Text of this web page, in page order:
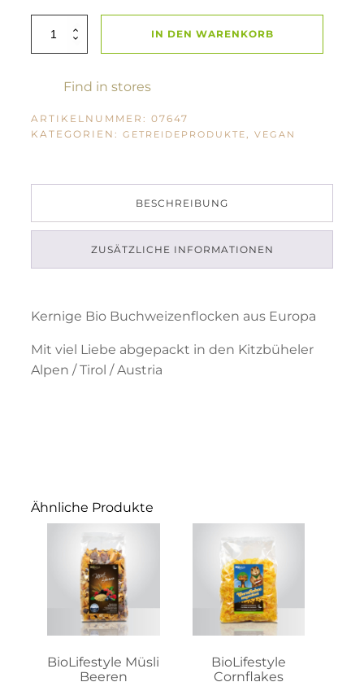
Buchweizenflocken
Menge
IN DEN WARENKORB
Find in stores
ARTIKELNUMMER:07647
KATEGORIEN:GETREIDEPRODUKTE ,VEGAN
BESCHREIBUNG
ZUSÄTZLICHE INFORMATIONEN
Kernige Bio Buchweizenflocken aus Europa
Mit viel Liebe abgepackt in den Kitzbüheler
Alpen / Tirol / Austria
Ähnliche Produkte
BioLifestyle Müsli
Beeren
Produkt
weist
mehrere
Varianten
Optionen
auf
BioLifestyle
Cornflakes